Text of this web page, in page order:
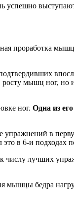
успешно
проработка
мышц ног, но и
ног. Одна из
в
в 6-и подходах
числу лучших
мышцы бедра